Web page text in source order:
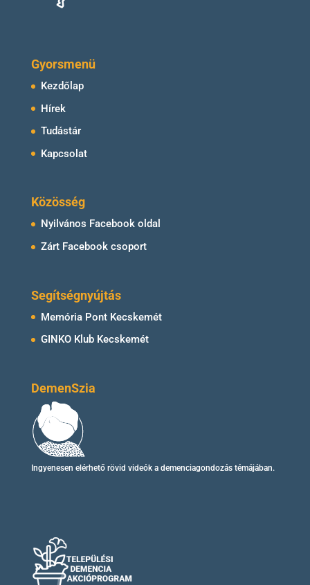
Gyorsmenü
Kezdőlap
Hírek
Tudástár
Kapcsolat
Közösség
Nyilvános Facebook oldal
Zárt Facebook csoport
Segítségnyújtás
Memória Pont Kecskemét
GINKO Klub Kecskemét
DemenSzia
Ingyenesen elérhető rövid videóka demenciagondozás témájában.